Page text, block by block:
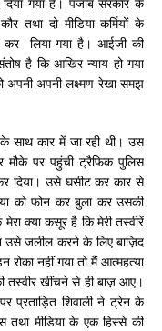
तथा दो मीडिया कर्मियों के
कर लिया गया है। आईजी की
है कि आखिर न्याय हो गया
अपनी अपनी लक्ष्मण रेखा समझ
साथ कार में जा रही थी। उस
पर पहुंची ट्रैफिक पुलिस
दिया। उसे घसीट कर कार से
को फोन कर बुला कर उसकी
मेरा क्या कसूर है कि मेरी तस्वीरें
उसे जलील करने के लिए बाज़िद
रोका नहीं गया तो मैं आत्महत्या
तस्वीर खींचने से ही बाज़ आए।
प्रताड़ित शिवाली ने ट्रेन के
मीडिया के एक हिस्से की